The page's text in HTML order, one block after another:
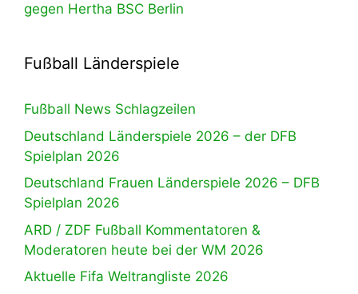
gegen Hertha BSC Berlin
Fußball Länderspiele
Fußball News Schlagzeilen
Deutschland Länderspiele 2026 – der DFB
Spielplan 2026
Deutschland Frauen Länderspiele 2026 – DFB
Spielplan 2026
ARD / ZDF Fußball Kommentatoren &
Moderatoren heute bei der WM 2026
Aktuelle Fifa Weltrangliste 2026